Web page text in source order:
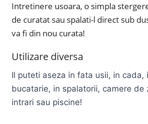
Intretinere usoara, o simpla
de curatat sau spalati-l direct sub
va fi din nou curata!
Utilizare diversa
Il puteti aseza in fata usii, in cada,
bucatarie, in spalatorii, camere de
intrari sau piscine!